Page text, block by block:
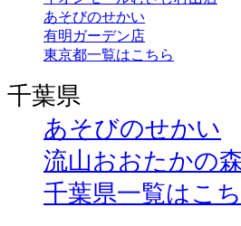
あそびのせかい
有明ガーデン店
東京都一覧はこちら
千葉県
あそびのせかい
流山おおたかの
千葉県一覧はこ